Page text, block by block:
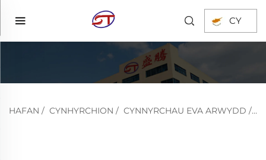
CY
HAFAN / CYNHYRCHION / CYNNYRCHAU EVA ARWYDD /